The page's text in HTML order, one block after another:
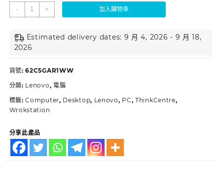
- + 加入購物車
Estimated delivery dates: 9 月 4, 2026 - 9 月 18,
2026
貨號:62C5GAR1WW
分類: Lenovo, 電腦
標籤:Computer, Desktop, Lenovo, PC,ThinkCentre,
Wrokstation
分享此產品